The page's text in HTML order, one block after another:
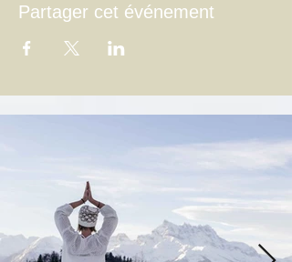
Partager cet événement